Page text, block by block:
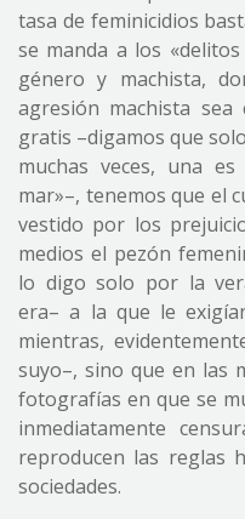
tasa de feminicidios
se manda a los
género y machista,
agresión machista sea
gratis –digamos que
muchas veces, una
mar»–, tenemos que el
vestido por los
medios el pezón
lo digo solo por la
era– a la que le
mientras,
suyo–, sino que en las
fotografías en que se
inmediatamente
reproducen las reglas
sociedades.